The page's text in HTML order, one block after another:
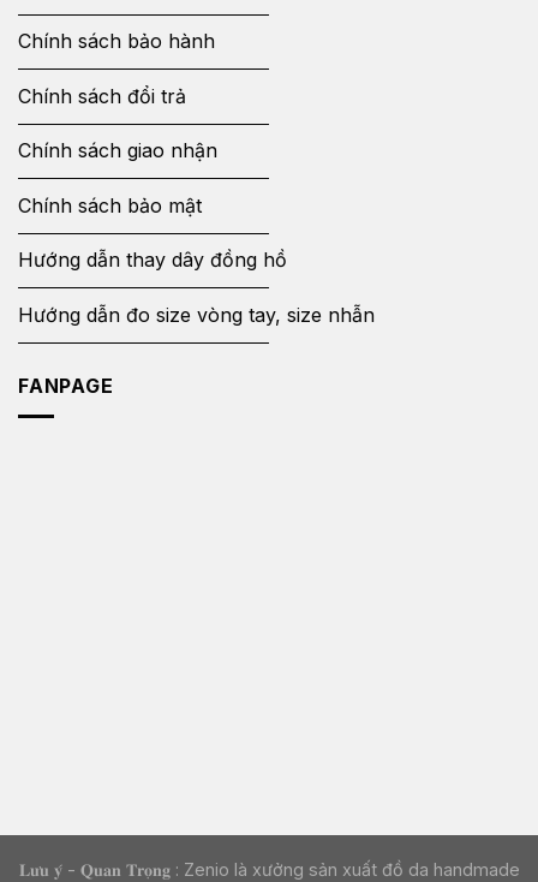
Chính sách bảo hành
Chính sách đổi trả
Chính sách giao nhận
Chính sách bảo mật
Hướng dẫn thay dây đồng hồ
Hướng dẫn đo size vòng tay, size nhẫn
FANPAGE
𝐋𝐮̛𝐮 𝐲́ - 𝐐𝐮𝐚𝐧 𝐓𝐫𝐨̣𝐧𝐠 : Zenio là xưởng sản xuất đồ da handmade